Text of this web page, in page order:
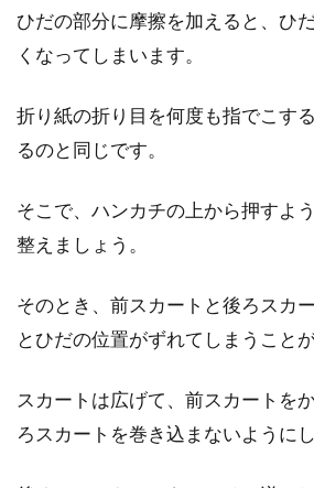
ひだの部分に摩擦を加えると、ひ
くなってしまいます。
折り紙の折り目を何度も指でこす
るのと同じです。
そこで、ハンカチの上から押すよ
整えましょう。
そのとき、前スカートと後ろスカ
とひだの位置がずれてしまうことが
スカートは広げて、前スカートを
ろスカートを巻き込まないようにし